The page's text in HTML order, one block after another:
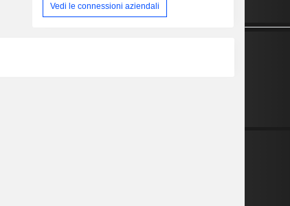
Vedi le connessioni aziendali